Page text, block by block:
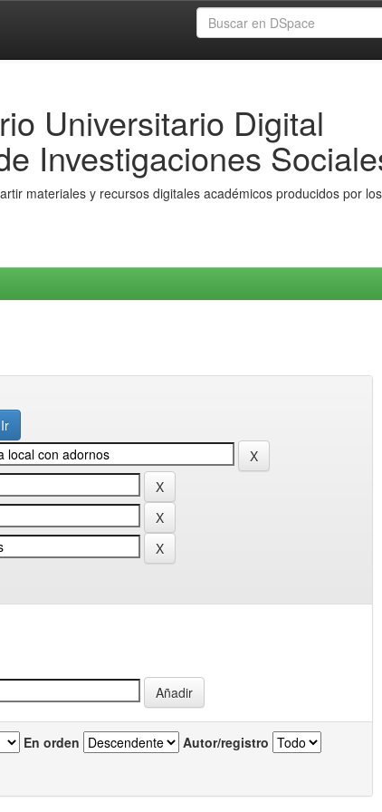
Universitario Digital
Investigaciones
materiales y recursos digitales académicos producidos por
En orden Autor/registro